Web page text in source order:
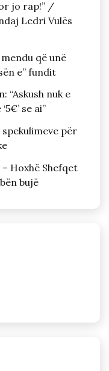
jo rap!” /
Ledri Vulës
që unë
e” fundit
“Askush nuk e
se ai”
për
– Hoxhë Shefqet
bujë